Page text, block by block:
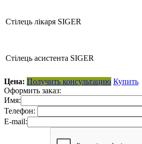
Стілець лікаря SIGER
Стілець асистента SIGER
Цена: Получить консультацию Купить
Оформить заказ:
Имя:
Телефон:
E-mail: